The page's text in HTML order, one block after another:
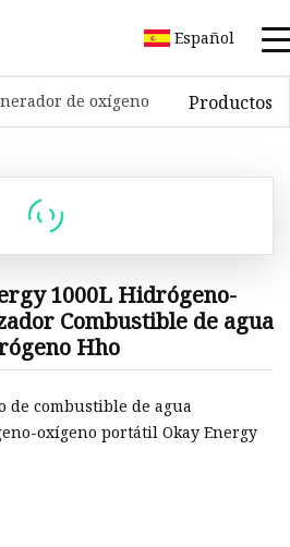
Español
de oxígeno Productos
1000L Hidrógeno-
Combustible de agua
Hho
de combustible de agua
oxígeno portátil Okay Energy